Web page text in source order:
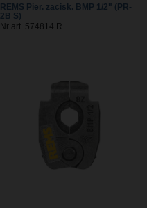
REMS Pier. zacisk. BMP 1/2" (PR-
2B S)
Nr art. 574814 R